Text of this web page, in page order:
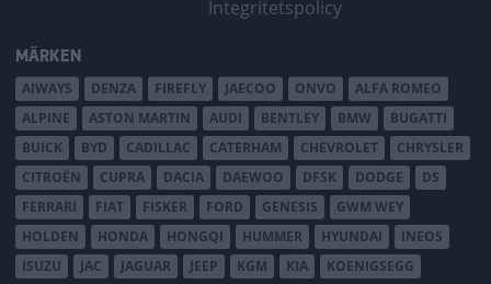
Integritetspolicy
MÄRKEN
AIWAYS DENZA FIREFLY JAECOO ONVO
ALFA ROMEO
ALPINE
ASTON MARTIN AUDI BENTLEY BMW
BUGATTI
BUICK
BYD CADILLAC CATERHAM CHEVROLET
CHRYSLER
CITROËN
CUPRA DACIA DAEWOO DFSK DODGE
DS
FERRARI
FIAT FISKER FORD GENESIS
GWM WEY
HOLDEN
HONDA HONGQI HUMMER HYUNDAI
INEOS
ISUZU
JAC JAGUAR JEEP KGM KIA KOENIGSEGG